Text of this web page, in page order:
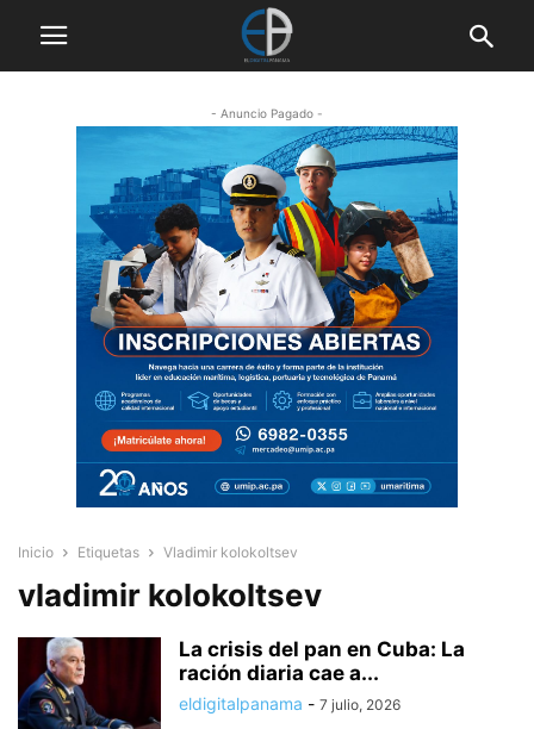
- Anuncio Pagado -
Inicio Etiquetas Vladimir kolokoltsev
vladimir kolokoltsev
La crisis del pan en Cuba: La
ración diaria cae a...
eldigitalpanama - 7 julio, 2026